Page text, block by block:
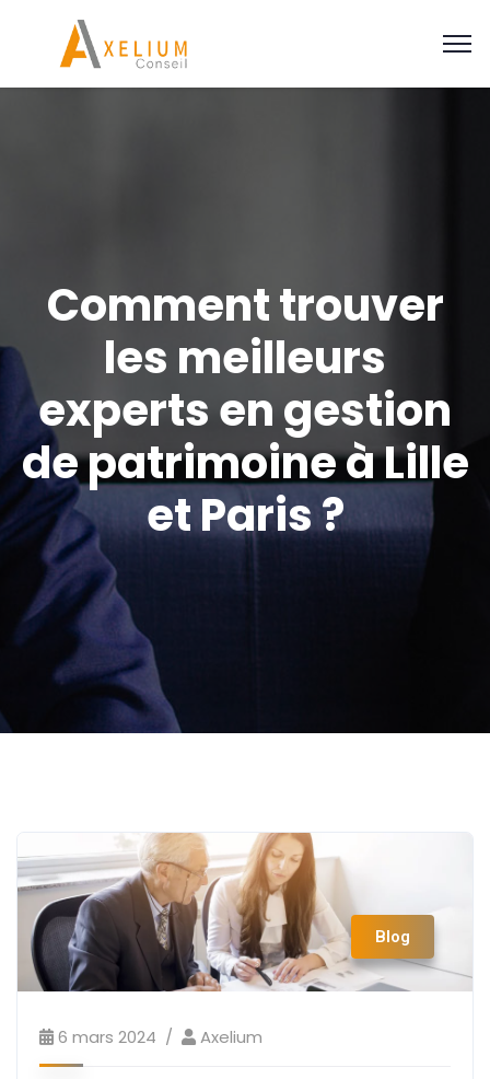
Comment trouver
les meilleurs
experts en gestion
de patrimoine à Lille
et Paris ?
Blog
6 mars 2024 Axelium